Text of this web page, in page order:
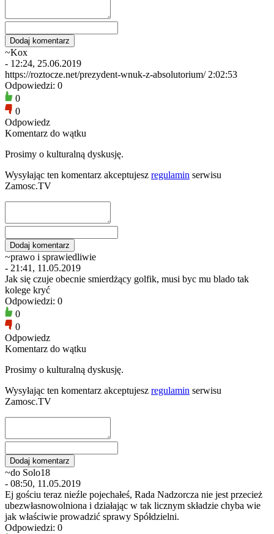
~Kox
- 12:24, 25.06.2019
https://roztocze.net/prezydent-wnuk-z-absolutorium/ 2:02:53
Odpowiedzi: 0
0
0
Odpowiedz
Komentarz do wątku
Prosimy o kulturalną dyskusję.
Wysyłając ten komentarz akceptujesz regulamin serwisu
Zamosc.TV
~prawo i sprawiedliwie
- 21:41, 11.05.2019
Jak się czuje obecnie smierdżący golfik, musi byc mu blado tak
kolege kryć
Odpowiedzi: 0
0
0
Odpowiedz
Komentarz do wątku
Prosimy o kulturalną dyskusję.
Wysyłając ten komentarz akceptujesz regulamin serwisu
Zamosc.TV
~do Solo18
- 08:50, 11.05.2019
Ej gościu teraz nieźle pojechałeś, Rada Nadzorcza nie jest przecież
ubezwłasnowolniona i działając w tak licznym składzie chyba wie
jak właściwie prowadzić sprawy Spółdzielni.
Odpowiedzi: 0